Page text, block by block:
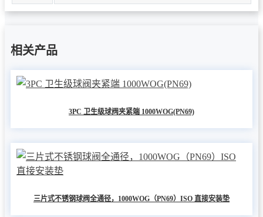
相关产品
3PC 卫生级球阀夹紧端 1000WOG(PN69)
三片式不锈钢球阀全通径，1000WOG（PN69）ISO 直接安装垫